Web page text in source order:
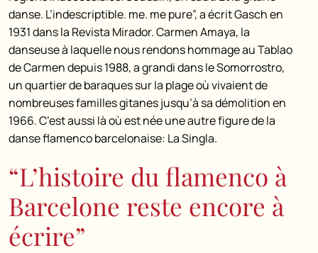
danse. L’indescriptible. me. me pure”, a écrit Gasch en
1931 dans la Revista Mirador. Carmen Amaya, la
danseuse à laquelle nous rendons hommage au Tablao
de Carmen depuis 1988, a grandi dans le Somorrostro,
un quartier de baraques sur la plage où vivaient de
nombreuses familles gitanes jusqu’à sa démolition en
1966. C’est aussi là où est née une autre figure de la
danse flamenco barcelonaise: La Singla.
“L’histoire du flamenco à
Barcelone reste encore à
écrire”